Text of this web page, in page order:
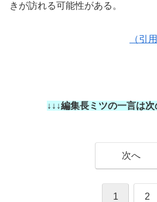
きが訪れる可能性がある。
（引
↓↓↓編集長ミツの一言は次
次へ
1 2